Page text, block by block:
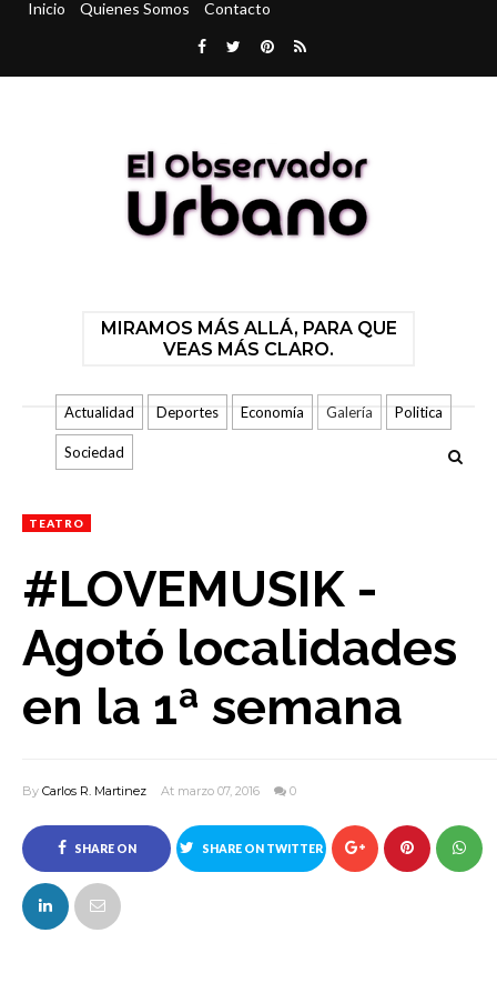
Inicio Quienes Somos Contacto
MIRAMOS MÁS ALLÁ, PARA QUE
VEAS MÁS CLARO.
Actualidad Deportes Economía Galería Politica
Sociedad
TEATRO
#LOVEMUSIK -
Agotó localidades
en la 1ª semana
By Carlos R. Martinez At marzo 07, 2016 0
SHARE ON
FACEBOOK
SHARE ON TWITTER